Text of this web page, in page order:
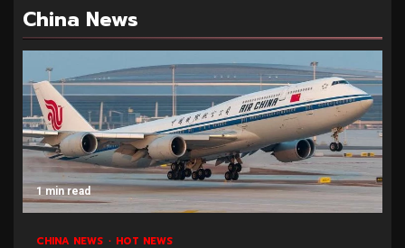
China News
1 min read
CHINA NEWS HOT NEWS